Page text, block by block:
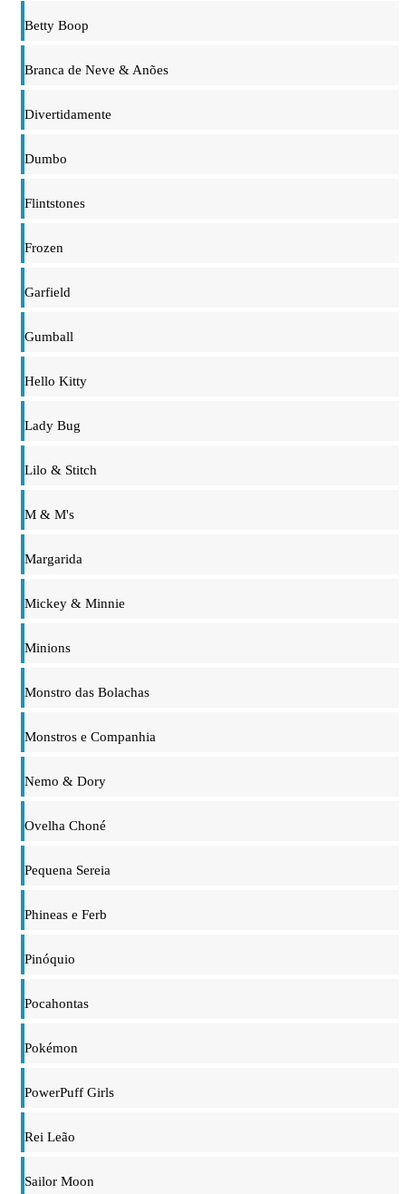
Betty Boop
Branca de Neve & Anões
Divertidamente
Dumbo
Flintstones
Frozen
Garfield
Gumball
Hello Kitty
Lady Bug
Lilo & Stitch
M & M's
Margarida
Mickey & Minnie
Minions
Monstro das Bolachas
Monstros e Companhia
Nemo & Dory
Ovelha Choné
Pequena Sereia
Phineas e Ferb
Pinóquio
Pocahontas
Pokémon
PowerPuff Girls
Rei Leão
Sailor Moon